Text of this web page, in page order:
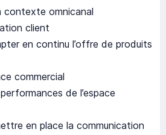
contexte omnicanal
client
en continu l’offre de produits
commercial
de l’espace
en place la communication